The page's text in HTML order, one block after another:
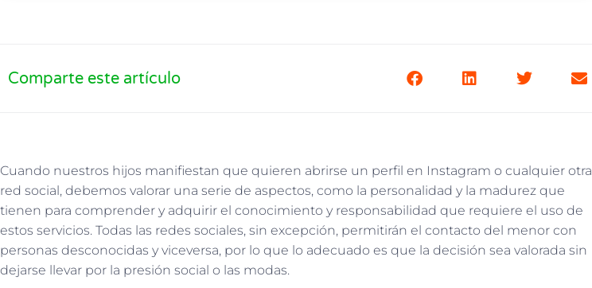
Comparte este artículo
Cuando nuestros hijos manifiestan que quieren abrirse un perfil en Instagram o cualquier otra
red social, debemos valorar una serie de aspectos, como la personalidad y la madurez que
tienen para comprender y adquirir el conocimiento y responsabilidad que requiere el uso de
estos servicios. Todas las redes sociales, sin excepción, permitirán el contacto del menor con
personas desconocidas y viceversa, por lo que lo adecuado es que la decisión sea valorada sin
dejarse llevar por la presión social o las modas.